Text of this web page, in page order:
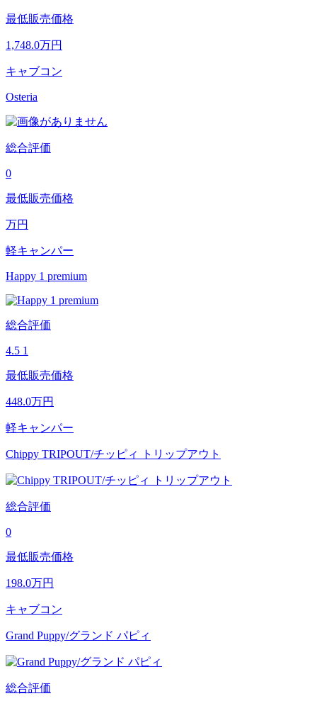
最低販売価格
1,748.0万円
キャブコン
Osteria
総合評価
0
最低販売価格
万円
軽キャンパー
Happy 1 premium
総合評価
4.5 1
最低販売価格
448.0万円
軽キャンパー
Chippy TRIPOUT/チッピィ トリップアウト
総合評価
0
最低販売価格
198.0万円
キャブコン
Grand Puppy/グランド パピィ
総合評価